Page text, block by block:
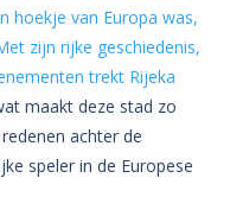
hoekje van Europa was,
zijn rijke geschiedenis,
trekt Rijeka
maakt deze stad zo
achter de
speler in de Europese